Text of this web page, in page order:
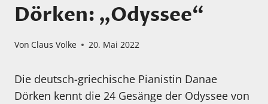
Dörken: „Odyssee“
Von Claus Volke 20. Mai 2022
Die deutsch-griechische Pianistin Danae
Dörken kennt die 24 Gesänge der Odyssee von